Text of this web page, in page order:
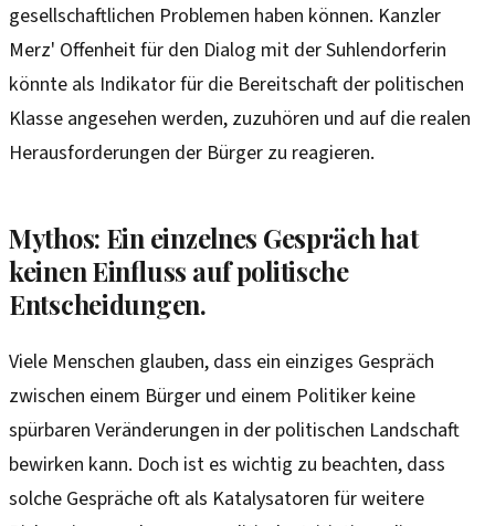
gesellschaftlichen Problemen haben können. Kanzler
Merz' Offenheit für den Dialog mit der Suhlendorferin
könnte als Indikator für die Bereitschaft der politischen
Klasse angesehen werden, zuzuhören und auf die realen
Herausforderungen der Bürger zu reagieren.
Mythos: Ein einzelnes Gespräch hat
keinen Einfluss auf politische
Entscheidungen.
Viele Menschen glauben, dass ein einziges Gespräch
zwischen einem Bürger und einem Politiker keine
spürbaren Veränderungen in der politischen Landschaft
bewirken kann. Doch ist es wichtig zu beachten, dass
solche Gespräche oft als Katalysatoren für weitere